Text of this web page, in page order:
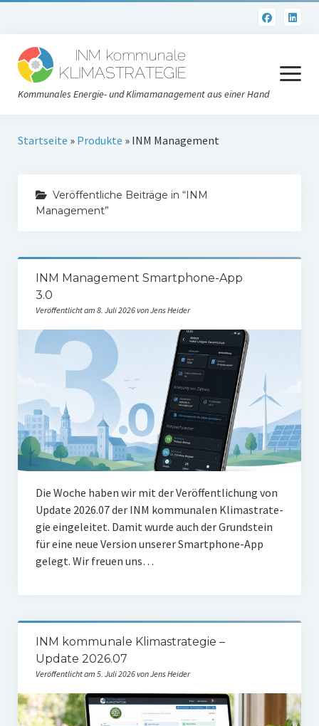
Kommunales Energie- und Klimamanagement aus einer Hand
Menü
öffnen
Datenschutzerklärung
Startseite » Produkte » INM Management
Veröffentliche Beiträge in “INM
Management”
INM Management Smartphone-App
3.0
Veröffentlicht am 8. Juli 2026 von Jens Heider
Die Woche haben wir mit der Ver­öf­fent­li­chung von
Update 2026.07 der INM kom­mu­na­len Kli­ma­stra­te­
gie ein­ge­lei­tet. Damit wur­de auch der Grund­stein
für eine neue Ver­si­on unse­rer Smart­phone-App
gelegt. Wir freu­en uns…
INM kommunale Klimastrategie –
Update 2026.07
Veröffentlicht am 5. Juli 2026 von Jens Heider